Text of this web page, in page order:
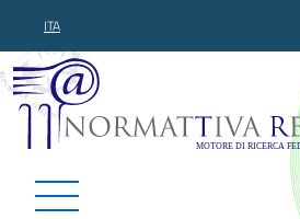
ITA
Normattiva